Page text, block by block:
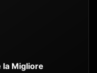
la Migliore